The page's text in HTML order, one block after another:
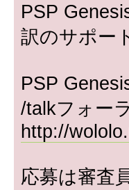
PSP
訳のサポー
PSP
/talkフォー
http://
応募は審査